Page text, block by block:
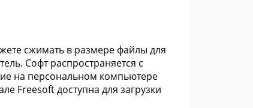
сжимать в размере файлы для
Софт распространяется с
на персональном компьютере
Freesoft доступна для загрузки